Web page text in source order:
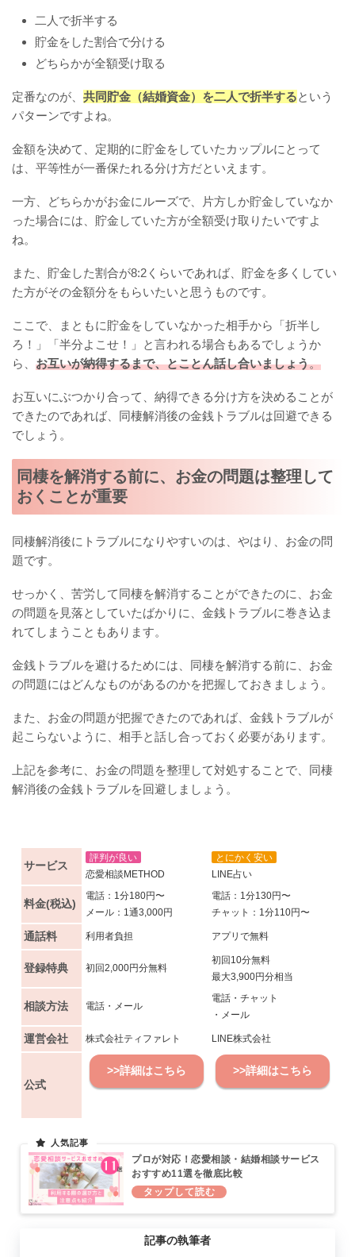
二人で折半する
貯金をした割合で分ける
どちらかが全額受け取る
定番なのが、 共同貯金（結婚資金）を二人で折半するという
パターンですよね。
金額を決めて、定期的に貯金をしていたカップルにとって
は、平等性が一番保たれる分け方だといえます。
一方、どちらかがお金にルーズで、片方しか貯金していなか
った場合には、貯金していた方が全額受け取りたいですよ
ね。
また、貯金した割合が8:2くらいであれば、貯金を多くしてい
た方がその金額分をもらいたいと思うものです。
ここで、まともに貯金をしていなかった相手から「折半し
ろ！」「半分よこせ！」と言われる場合もあるでしょうか
ら、 お互いが納得するまで、とことん話し合いましょう。
お互いにぶつかり合って、納得できる分け方を決めることが
できたのであれば、同棲解消後の金銭トラブルは回避できる
でしょう。
同棲を解消する前に、お金の問題は整理して
おくことが重要
同棲解消後にトラブルになりやすいのは、やはり、お金の問
題です。
せっかく、苦労して同棲を解消することができたのに、お金
の問題を見落としていたばかりに、金銭トラブルに巻き込ま
れてしまうこともあります。
金銭トラブルを避けるためには、同棲を解消する前に、お金
の問題にはどんなものがあるのかを把握しておきましょう。
また、お金の問題が把握できたのであれば、金銭トラブルが
起こらないように、相手と話し合っておく必要があります。
上記を参考に、お金の問題を整理して対処することで、同棲
解消後の金銭トラブルを回避しましょう。
サービス
評判が良い
恋愛相談METHOD
とにかく安い
LINE占い
料金(税込)
電話：1分180円〜
メール：1通3,000円
電話：1分130円〜
チャット：1分110円〜
通話料 利用者負担 アプリで無料
登録特典 初回2,000円分無料
初回10分無料
最大3,900円分相当
相談方法 電話・メール
電話・チャット
・メール
運営会社 株式会社ティファレト LINE株式会社
公式
>>詳細はこちら >>詳細はこちら
プロが対応！恋愛相談・結婚相談サービス
おすすめ11選を徹底比較
記事の執筆者